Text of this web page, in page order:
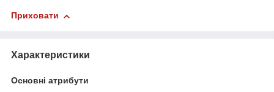
Приховати
Характеристики
Основні атрибути